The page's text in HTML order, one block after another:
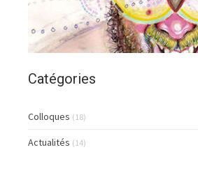
Catégories
Colloques (18)
Actualités (14)